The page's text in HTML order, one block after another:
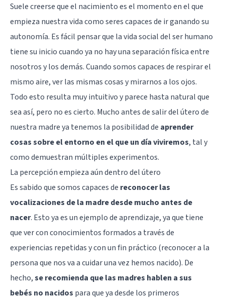
Suele creerse que el nacimiento es el momento en el que
empieza nuestra vida como seres capaces de ir ganando su
autonomía. Es fácil pensar que la vida social del ser humano
tiene su inicio cuando ya no hay una separación física entre
nosotros y los demás. Cuando somos capaces de respirar el
mismo aire, ver las mismas cosas y mirarnos a los ojos.
Todo esto resulta muy intuitivo y parece hasta natural que
sea así, pero no es cierto. Mucho antes de salir del útero de
nuestra madre ya tenemos la posibilidad de aprender
cosas sobre el entorno en el que un día viviremos, tal y
como demuestran múltiples experimentos.
La percepción empieza aún dentro del útero
Es sabido que somos capaces de reconocer las
vocalizaciones de la madre desde mucho antes de
nacer. Esto ya es un ejemplo deaprendizaje, ya que tiene
que ver con conocimientos formados a través de
experiencias repetidas y con un fin práctico (reconocer a la
persona que nos va a cuidar una vez hemos nacido). De
hecho,se recomienda que las madres hablen a sus
bebés no nacidos para que ya desde los primeros